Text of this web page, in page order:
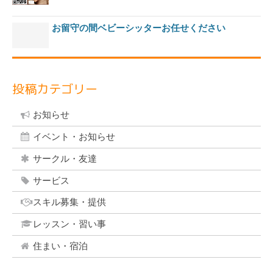
お留守の間ベビーシッターお任せください
投稿カテゴリー
お知らせ
イベント・お知らせ
サークル・友達
サービス
スキル募集・提供
レッスン・習い事
住まい・宿泊